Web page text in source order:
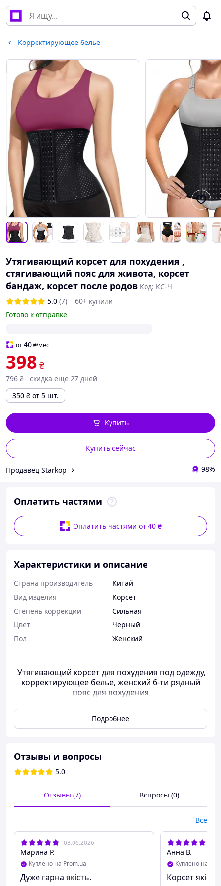
Корректирующее белье
Утягивающий корсет для похудения ,
стягивающий пояс для живота, корсет
бандаж, корсет после родов Код: КС-Ч
5.0 (7)
60+ купили
Готово к отправке
от40₴/мес
398 ₴
796 ₴
скидка еще 27 дней
350 ₴ от 5 шт.
Купить сейчас
Купить
Продавец Starkop 98%
Оплатить частями
Оплатить частями от 40 ₴
Характеристики и описание
Страна производитель
Китай
Вид изделия
Корсет
Степень коррекции
Сильная
Цвет
Черный
Пол
Женский
Утягивающий корсет для похудения под одежду,
корректирующее белье, женский 6-ти рядный
пояс для похудения
Утягивающий корсет
ОПИСАНИЕ
утяжки талии.
Этот Универсальный корсет поддерживает спину
дает быть уверенной в себе.
Особенности
За счет большой высоты изделия - утягивающий
корсет охватывает все проблемные зоны, от
Подробнее
Отзывы и вопросы
5.0
Отзывы (7) Вопросы (0)
Все
03.06.2026
Марина Р.
Куплено на Prom.ua
Дуже гарна якість.
Анна В.
Куплено на
Корсет